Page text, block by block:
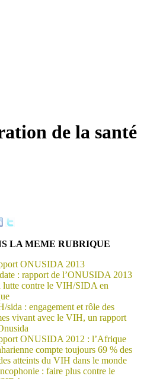
de la santé
LA MEME RUBRIQUE
ONUSIDA 2013
: rapport de l’ONUSIDA 2013
lutte contre le VIH/SIDA en
sida : engagement et rôle des
vivant avec le VIH, un rapport
ONUSIDA 2012 : l’Afrique
compte toujours 69 % des
atteints du VIH dans le monde
: faire plus contre le